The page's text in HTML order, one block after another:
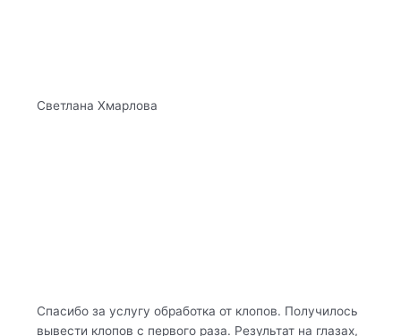
​Светлана Хмарлова
Спасибо за услугу обработка от клопов. Получилось
вывести клопов с первого раза. Результат на глазах,